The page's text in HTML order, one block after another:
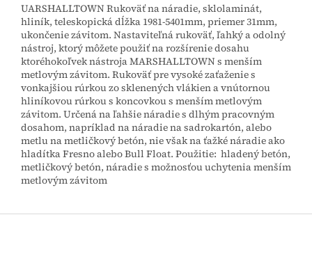
UARSHALLTOWN Rukoväť na náradie, sklolaminát,
hliník, teleskopická dĺžka 1981-5401mm, priemer 31mm,
ukončenie závitom. Nastaviteľná rukoväť, ľahký a odolný
nástroj, ktorý môžete použiť na rozšírenie dosahu
ktoréhokoľvek nástroja MARSHALLTOWN s menším
metlovým závitom. Rukoväť pre vysoké zaťaženie s
vonkajšiou rúrkou zo sklenených vlákien a vnútornou
hliníkovou rúrkou s koncovkou s menším metlovým
závitom. Určená na ľahšie náradie s dlhým pracovným
dosahom, napríklad na náradie na sadrokartón, alebo
metlu na metličkový betón, nie však na ťažké náradie ako
hladítka Fresno alebo Bull Float. Použitie: hladený betón,
metličkový betón, náradie s možnosťou uchytenia menším
metlovým závitom
Z